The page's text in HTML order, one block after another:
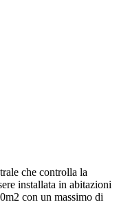
che controlla la
installata in abitazioni
con un massimo di